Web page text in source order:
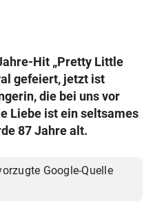
Hit „Pretty Little
gefeiert, jetzt ist
die bei uns vor
Liebe ist ein seltsames
87 Jahre alt.
Google-Quelle